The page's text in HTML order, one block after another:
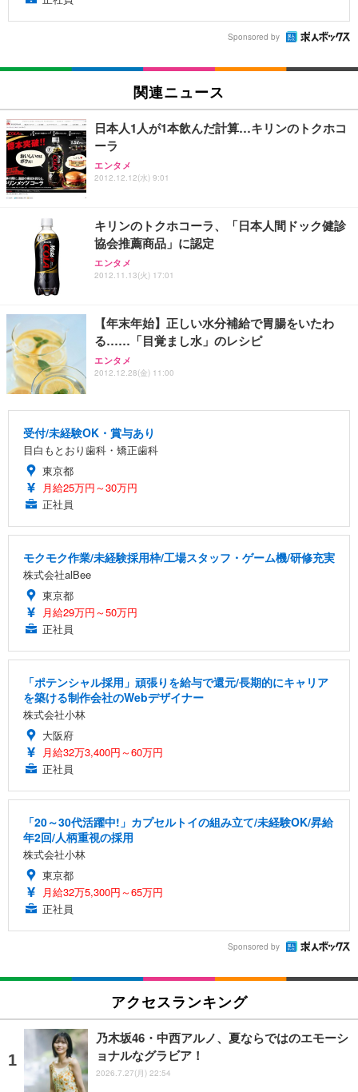
Sponsored by
関連ニュース
日本人1人が1本飲んだ計算…キリンのトクホコ
ーラ
エンタメ
2012.12.12(水) 9:01
キリンのトクホコーラ、「日本人間ドック健診
協会推薦商品」に認定
エンタメ
2012.11.13(火) 17:01
【年末年始】正しい水分補給で胃腸をいたわ
る……「目覚まし水」のレシピ
エンタメ
2012.12.28(金) 11:00
受付/未経験OK・賞与あり
目白もとおり歯科・矯正歯科
東京都
月給25万円～30万円
正社員
モクモク作業/未経験採用枠/工場スタッフ・ゲーム機/研修充実
株式会社alBee
東京都
月給29万円～50万円
正社員
「ポテンシャル採用」頑張りを給与で還元/長期的にキャリア
を築ける制作会社のWebデザイナー
株式会社小林
大阪府
月給32万3,400円～60万円
正社員
「20～30代活躍中!」カプセルトイの組み立て/未経験OK/昇給
年2回/人柄重視の採用
株式会社小林
東京都
月給32万5,300円～65万円
正社員
Sponsored by
アクセスランキング
乃木坂46・中西アルノ、夏ならではのエモーシ
ョナルなグラビア！
2026.7.27(月) 22:54